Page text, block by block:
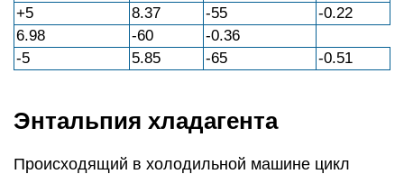
+5
8.37 -55
-0.22
6.98
-60
-0.36
-5
5.85 -65 -0.51
Энтальпия хладагента
Происходящий в холодильной машине цикл